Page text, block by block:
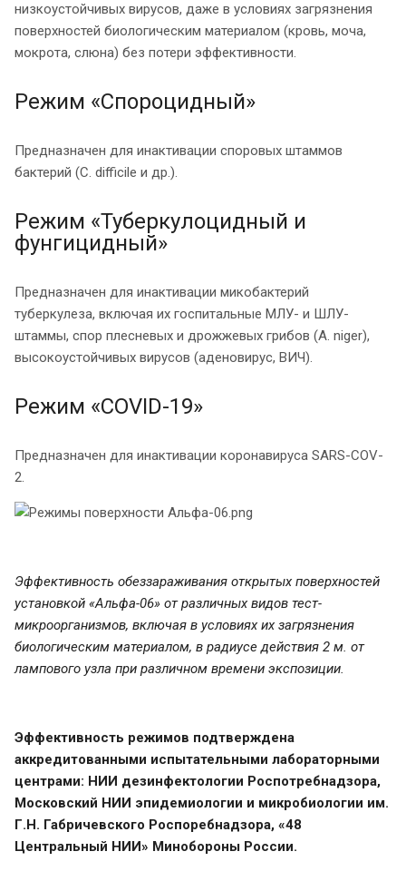
низкоустойчивых вирусов, даже в условиях загрязнения
поверхностей биологическим материалом (кровь, моча,
мокрота, слюна) без потери эффективности.
Режим «Спороцидный»
Предназначен для инактивации споровых штаммов
бактерий (C. difficile и др.).
Режим «Туберкулоцидный и
фунгицидный»
Предназначен для инактивации микобактерий
туберкулеза, включая их госпитальные МЛУ- и ШЛУ-
штаммы, спор плесневых и дрожжевых грибов (А. niger),
высокоустойчивых вирусов (аденовирус, ВИЧ).
Режим «COVID-19»
Предназначен для инактивации коронавируса SARS-COV-
2.
Эффективность обеззараживания открытых поверхностей
установкой «Альфа-06» от различных видов тест-
микроорганизмов, включая в условиях их загрязнения
биологическим материалом, в радиусе действия 2 м. от
лампового узла при различном времени экспозиции.
Эффективность режимов подтверждена
аккредитованными испытательными лабораторными
центрами: НИИ дезинфектологии Роспотребнадзора,
Московский НИИ эпидемиологии и микробиологии им.
Г.Н. Габричевского Роспоребнадзора, «48
Центральный НИИ» Минобороны России.